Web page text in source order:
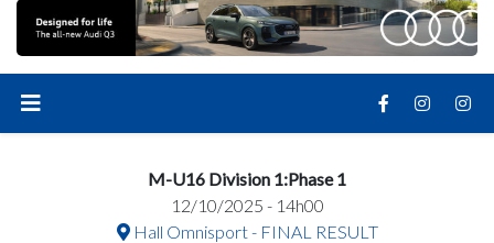
M-U16 Division 1:Phase 1
12/10/2025 - 14h00
Hall Omnisport - FINAL RESULT